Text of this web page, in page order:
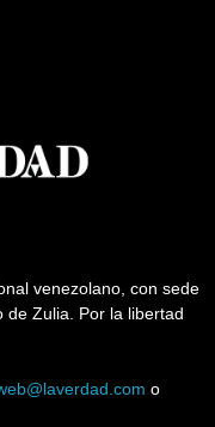
venezolano, con sede
de Zulia. Por la libertad
o